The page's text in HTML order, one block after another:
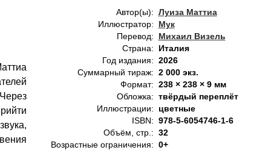
Автор(ы): Луиза Маттиа
Иллюстратор:
Мук
Перевод:
Михаил Визель
Страна:
Италия
Год издания: 2026
Суммарный тираж: 2 000 экз.
Формат: 238 × 238 × 9 мм
Обложка: твёрдый переплёт
Иллюстрации:
цветные
ISBN: 978-5-6054746-1-6
Объём, стр.: 32
Возрастные ограничения: 0+